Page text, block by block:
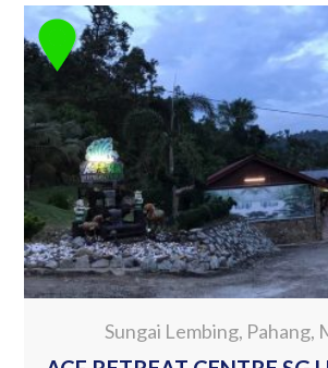
Sungai Lembing, Pahang,